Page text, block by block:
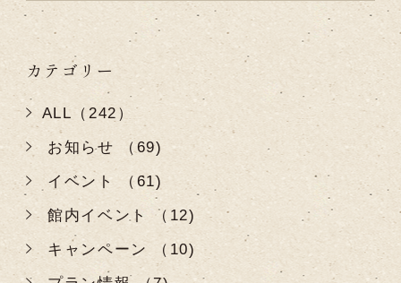
カテゴリー
ALL（242）
お知らせ （69)
イベント （61)
館内イベント （12)
キャンペーン （10)